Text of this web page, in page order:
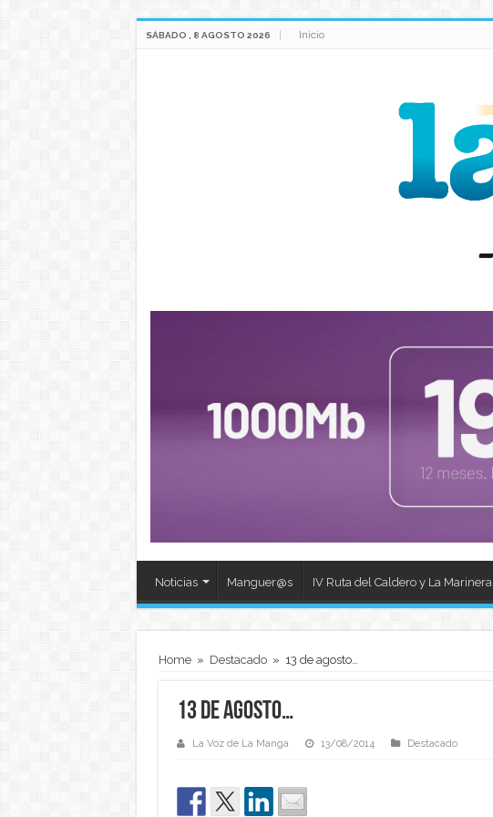
SÁBADO , 8 AGOSTO 2026 Inicio
Noticias Manguer@s IV Ruta del Caldero y La Marinera
Home » Destacado » 13 de agosto…
13 de agosto…
La Voz de La Manga 13/08/2014 Destacado